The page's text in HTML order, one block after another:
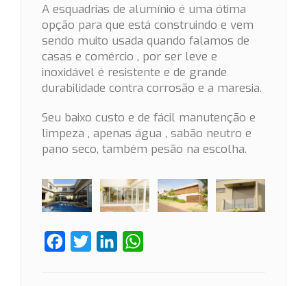
A esquadrias de alumínio é uma ótima
opção para que está construindo e vem
sendo muito usada quando falamos de
casas e comércio , por ser leve e
inoxidável é resistente e de grande
durabilidade contra corrosão e a maresia.
Seu baixo custo e de fácil manutenção e
limpeza , apenas água , sabão neutro e
pano seco, também pesão na escolha.
FacebookTwitterLinkedIn